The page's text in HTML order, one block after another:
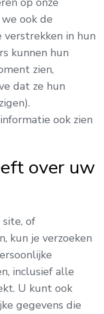
ook de
verstrekken in hun
kunnen hun
zien,
dat ze hun
ook zien
over uw
of
kun je verzoeken
inclusief alle
U kunt ook
gegevens die